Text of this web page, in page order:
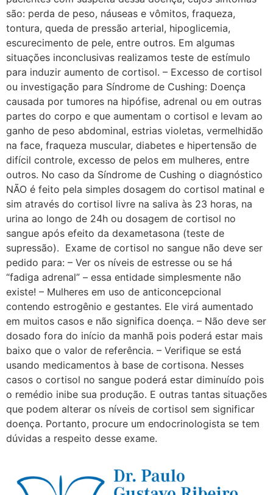
são: perda de peso, náuseas e vômitos, fraqueza,
tontura, queda de pressão arterial, hipoglicemia,
escurecimento de pele, entre outros. Em algumas
situações inconclusivas realizamos teste de estímulo
para induzir aumento de cortisol. – Excesso de cortisol
ou investigação para Síndrome de Cushing: Doença
causada por tumores na hipófise, adrenal ou em outras
partes do corpo e que aumentam o cortisol e levam ao
ganho de peso abdominal, estrias violetas, vermelhidão
na face, fraqueza muscular, diabetes e hipertensão de
difícil controle, excesso de pelos em mulheres, entre
outros. No caso da Síndrome de Cushing o diagnóstico
NÃO é feito pela simples dosagem do cortisol matinal e
sim através do cortisol livre na saliva às 23 horas, na
urina ao longo de 24h ou dosagem de cortisol no
sangue após efeito da dexametasona (teste de
supressão). Exame de cortisol no sangue não deve ser
pedido para: – Ver os níveis de estresse ou se há
“fadiga adrenal” – essa entidade simplesmente não
existe! – Mulheres em uso de anticoncepcional
contendo estrogênio e gestantes. Ele virá aumentado
em muitos casos e não significa doença. – Não deve ser
dosado fora do início da manhã pois poderá estar mais
baixo que o valor de referência. – Verifique se está
usando medicamentos à base de cortisona. Nesses
casos o cortisol no sangue poderá estar diminuído pois
o remédio inibe sua produção. E outras tantas situações
que podem alterar os níveis de cortisol sem significar
doença. Portanto, procure um endocrinologista se tem
dúvidas a respeito desse exame.